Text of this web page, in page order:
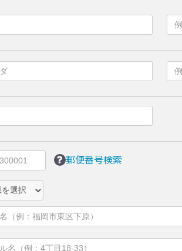
郵便番号検索